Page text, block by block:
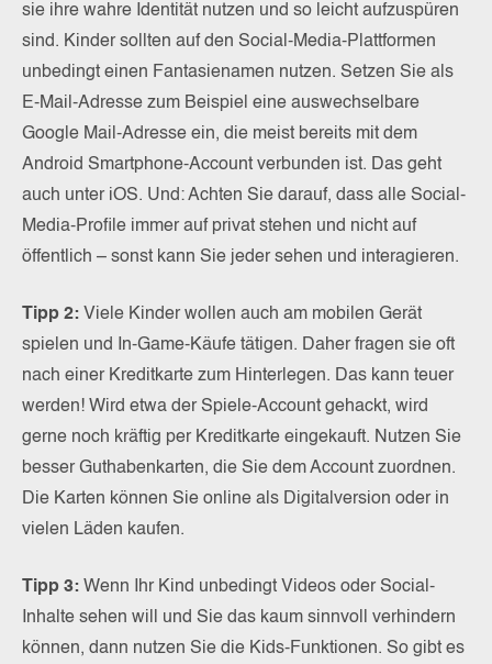
sie ihre wahre Identität nutzen und so leicht aufzuspüren
sind. Kinder sollten auf den Social-Media-Plattformen
unbedingt einen Fantasienamen nutzen. Setzen Sie als
E-Mail-Adresse zum Beispiel eine auswechselbare
Google Mail-Adresse ein, die meist bereits mit dem
Android Smartphone-Account verbunden ist. Das geht
auch unter iOS. Und: Achten Sie darauf, dass alle Social-
Media-Profile immer auf privat stehen und nicht auf
öffentlich – sonst kann Sie jeder sehen und interagieren.
Tipp 2: Viele Kinder wollen auch am mobilen Gerät
spielen und In-Game-Käufe tätigen. Daher fragen sie oft
nach einer Kreditkarte zum Hinterlegen. Das kann teuer
werden! Wird etwa der Spiele-Account gehackt, wird
gerne noch kräftig per Kreditkarte eingekauft. Nutzen Sie
besser Guthabenkarten, die Sie dem Account zuordnen.
Die Karten können Sie online als Digitalversion oder in
vielen Läden kaufen.
Tipp 3: Wenn Ihr Kind unbedingt Videos oder Social-
Inhalte sehen will und Sie das kaum sinnvoll verhindern
können, dann nutzen Sie die Kids-Funktionen. So gibt es